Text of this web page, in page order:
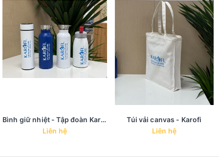
Bình giữ nhiệt - Tập đoàn Karofi
Liên hệ
Túi vải canvas - Karofi
Liên hệ